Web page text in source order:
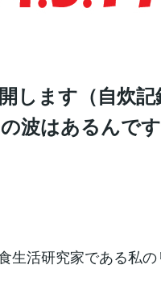
します（自炊
波はあるんで
生活研究家である私